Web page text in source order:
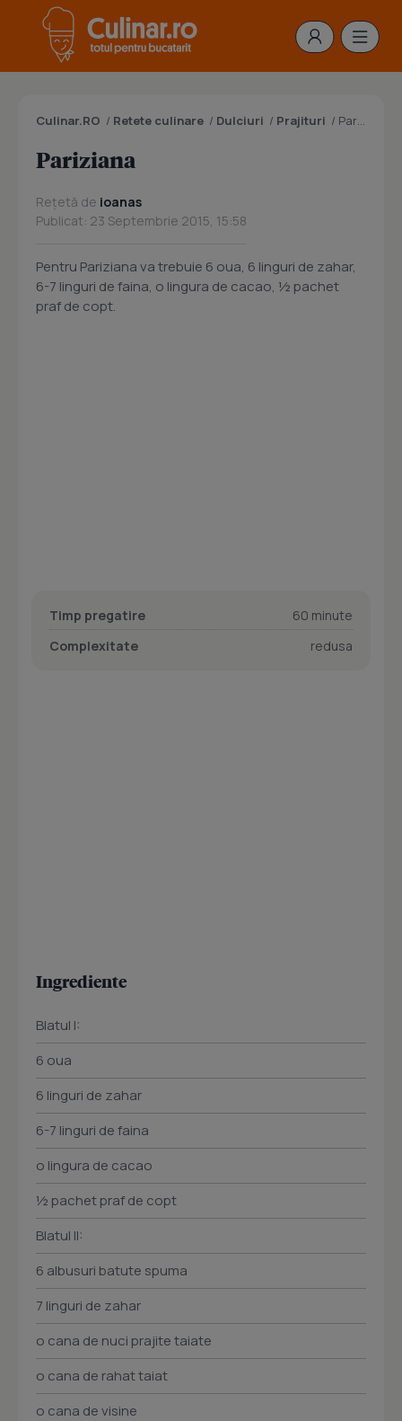
Culinar.RO / Retete culinare / Dulciuri / Prajituri / Pariziana
Pariziana
Rețetă de ioanas
Publicat: 23 Septembrie 2015, 15:58
Pentru Pariziana va trebuie 6 oua, 6 linguri de zahar,
6-7 linguri de faina, o lingura de cacao, ½ pachet
praf de copt.
Timp pregatire
60 minute
Complexitate
redusa
Ingrediente
Blatul I:
6 oua
6 linguri de zahar
6-7 linguri de faina
o lingura de cacao
½ pachet praf de copt
Blatul II:
6 albusuri batute spuma
7 linguri de zahar
o cana de nuci prajite taiate
o cana de rahat taiat
o cana de visine